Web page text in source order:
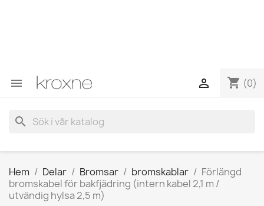
 shopping_cart (0)

search
Hem Delar Bromsar bromskablar
Förlängd
bromskabel för bakfjädring (intern kabel 2,1 m /
utvändig hylsa 2,5 m)